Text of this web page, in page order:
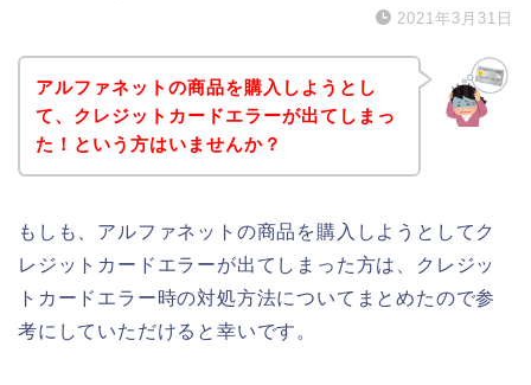
2021年3月31日
アルファネットの商品を購入しようとし
て、クレジットカードエラーが出てしまっ
た！という方はいませんか？
もしも、アルファネットの商品を購入しようとしてク
レジットカードエラーが出てしまった方は、クレジッ
トカードエラー時の対処方法についてまとめたので参
考にしていただけると幸いです。